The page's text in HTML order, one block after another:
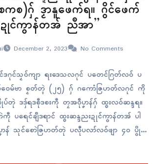
စ)ဂှ် ဒၟာနူဖေက်ရ။ ဂွိၚ်ဖေက်
ၚ်ကွာန်တအ် ညဳအာ”
December 2, 2023 No Comments
ဒဂုၚ်သၟဝ်ကျာ ရးဒေသလဂုၚ် ပတေၚ်ဂြတ်လဝ် ပ
ဝေမ်ဗာ စၟတ်တ္ၚဲ (၂၅) ဂှ် ဂကောံဇြဟတ်လဂုၚ် ကို
တုဲ ဒဒှ်ရဒစဵုဒစးကဵု တၠအဝဵုပၞာန်ဂှ် ထ္ၜးလဝ်ဆန္ဒရ။
ပရေၚ်ချဳဒရာၚ် ထ္ၜးဆန္ဒညးဍုၚ်ကွာန်တအ် ပါ
န် သုၚ်စောဲဇြဟတ်တုဲ ပလီုပလာ်လဝ်ဖျာ ၄၀ ပွိုၚ်